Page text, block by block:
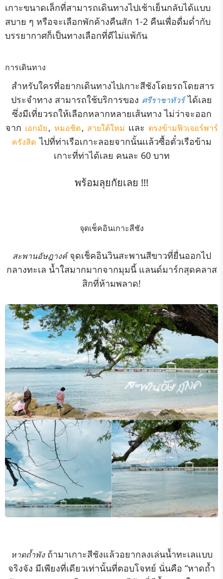
เกาะขนาดเล็กที่สามารถเดินทางไปเช้าเย็นกลับได้แบบ
สบาย ๆ หรือจะเลือกพักค้างคืนสัก 1-2 คืนเพื่อดื่มด่ำกับ
บรรยากาศก็เป็นทางเลือกที่ดีไม่แพ้กัน
การเดินทาง
สำหรับใครที่อยากเดินทางไปเกาะสีชังโดยรถโดยสาร
ประจำทาง สามารถใช้บริการของ ศรีราชาทัวร์ ได้เลย
ซึ่งมีเที่ยวรถให้เลือกหลากหลายเส้นทาง ไม่ว่าจะออก
จาก เอกมัย, หมอชิต, สายใต้ใหม่ เเละ ตรงข้ามฟิวเจอร์พาร์
ครังสิต ไปที่ท่าเรือเกาะลอยจากนั้นเเล้วซื้อตั๋วเรือข้าม
เกาะที่ท่าได้เลย คนละ 60 บาท
พร้อมลุยกัยเลย !!!
จุดเช็คอินเกาะสีชัง
สะพานอัษฎางค์ จุดเช็คอินวินสะพานสีขาวที่ยื่นออกไป
กลางทะเล น้ำใสมากมากจากมุมนี้ แลนด์มาร์กสุดคลาส
สิกที่ห้ามพลาด!
หาดถ้ำพังถ้ามาเกาะสีชังแล้วอยากลงเล่นน้ำทะเลแบบ
จริงจัง มีเพียงที่เดียวเท่านั้นที่ตอบโจทย์ นั่นคือ “หาดถ้ำ